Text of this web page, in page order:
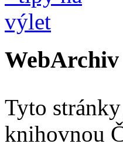
WebArchiv
Tyto
knihovnou